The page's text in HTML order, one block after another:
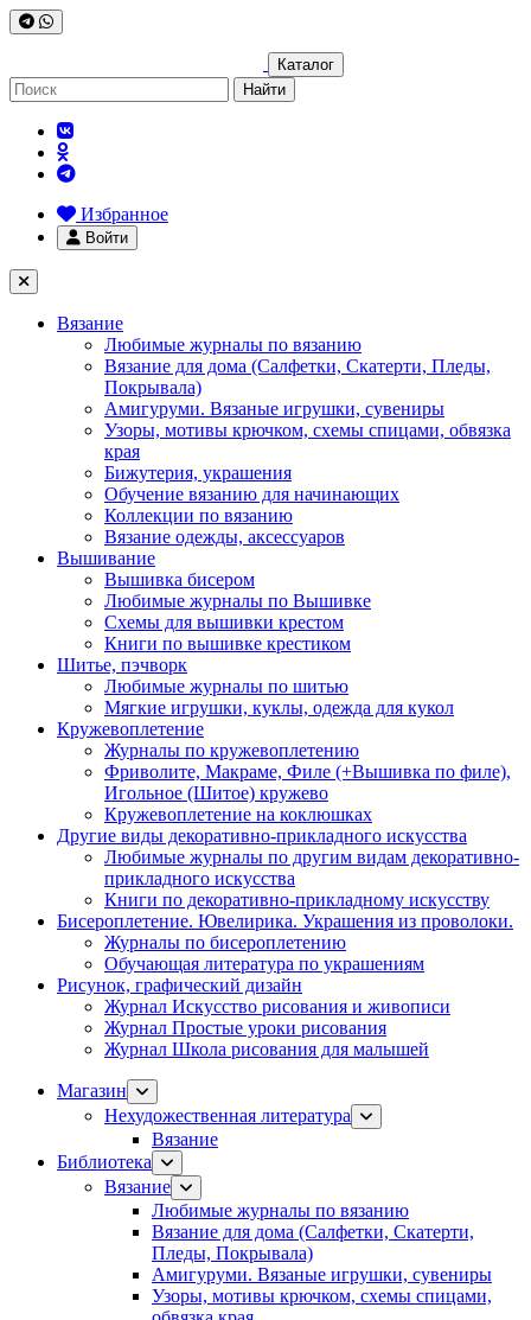
Каталог
Найти
Избранное
Войти
Вязание
Любимые журналы по вязанию
Вязание для дома (Салфетки, Скатерти, Пледы,
Покрывала)
Амигуруми. Вязаные игрушки, сувениры
Узоры, мотивы крючком, схемы спицами, обвязка
края
Бижутерия, украшения
Обучение вязанию для начинающих
Коллекции по вязанию
Вязание одежды, аксессуаров
Вышивание
Вышивка бисером
Любимые журналы по Вышивке
Схемы для вышивки крестом
Книги по вышивке крестиком
Шитье, пэчворк
Любимые журналы по шитью
Мягкие игрушки, куклы, одежда для кукол
Кружевоплетение
Журналы по кружевоплетению
Фриволите, Макраме, Филе (+Вышивка по филе),
Игольное (Шитое) кружево
Кружевоплетение на коклюшках
Другие виды декоративно-прикладного искусства
Любимые журналы по другим видам декоративно-
прикладного искусства
Книги по декоративно-прикладному искусству
Бисероплетение. Ювелирика. Украшения из проволоки.
Журналы по бисероплетению
Обучающая литература по украшениям
Рисунок, графический дизайн
Журнал Искусство рисования и живописи
Журнал Простые уроки рисования
Журнал Школа рисования для малышей
Магазин
Нехудожественная литература
Вязание
Библиотека
Вязание
Любимые журналы по вязанию
Вязание для дома (Салфетки, Скатерти,
Пледы, Покрывала)
Амигуруми. Вязаные игрушки, сувениры
Узоры, мотивы крючком, схемы спицами,